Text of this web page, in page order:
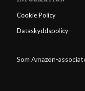
Cookie Policy
Dataskyddspolicy
Som Amazon-